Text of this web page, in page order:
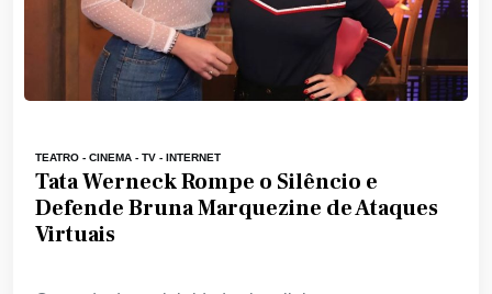
TEATRO - CINEMA - TV - INTERNET
Tata Werneck Rompe o Silêncio e
Defende Bruna Marquezine de Ataques
Virtuais